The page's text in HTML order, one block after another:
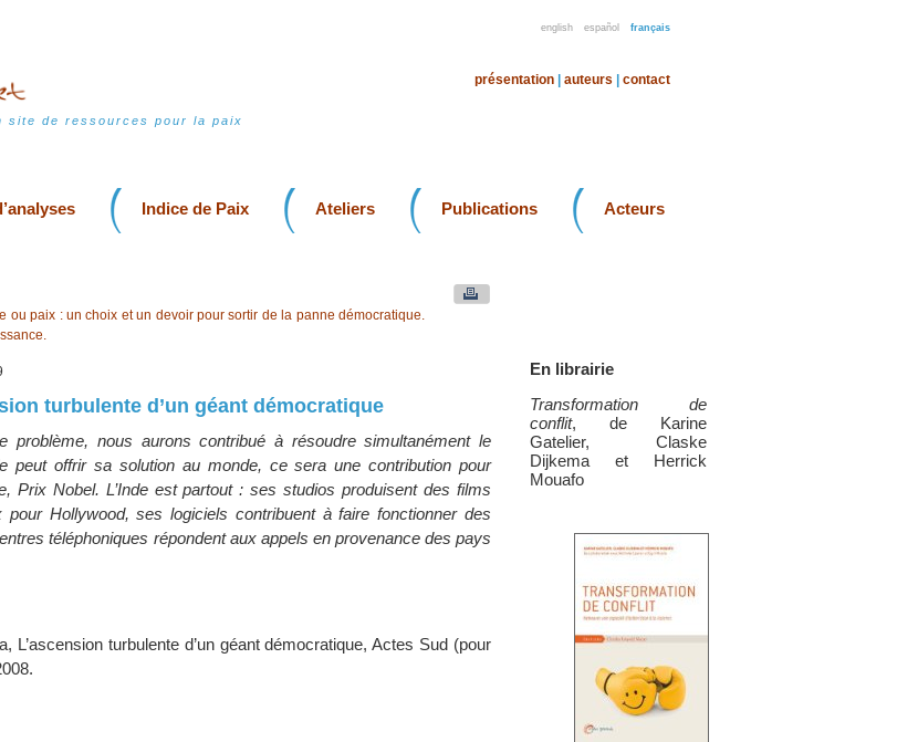
english español français
site de ressources pour la paix
présentation auteurs contact
Indice de Paix Ateliers Publications Acteurs
En librairie
Transformation de
conflit, de Karine
Gatelier, Claske
Dijkema et Herrick
Mouafo
ou paix : un choix et un devoir pour sortir de la panne démocratique.
turbulente d’un géant démocratique
problème, nous aurons contribué à résoudre simultanément le
peut offrir sa solution au monde, ce sera une contribution pour
Prix Nobel. L’Inde est partout : ses studios produisent des films
Hollywood, ses logiciels contribuent à faire fonctionner des
téléphoniques répondent aux appels en provenance des pays
L’ascension turbulente d’un géant démocratique, Actes Sud (pour